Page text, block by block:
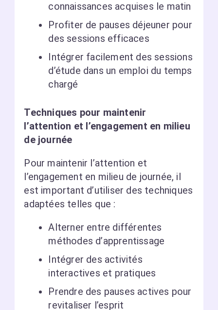
connaissances acquises le matin
Profiter de pauses déjeuner pour
des sessions efficaces
Intégrer facilement des sessions
d’étude dans un emploi du temps
chargé
Techniques pour maintenir
l’attention et l’engagement en milieu
de journée
Pour maintenir l’attention et
l’engagement en milieu de journée, il
est important d’utiliser des techniques
adaptées telles que :
Alterner entre différentes
méthodes d’apprentissage
Intégrer des activités
interactives et pratiques
Prendre des pauses actives pour
revitaliser l’esprit